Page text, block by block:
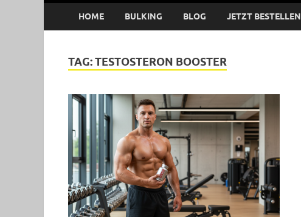
HOME BULKING BLOG JETZT BESTELLEN
TAG:TESTOSTERON BOOSTER